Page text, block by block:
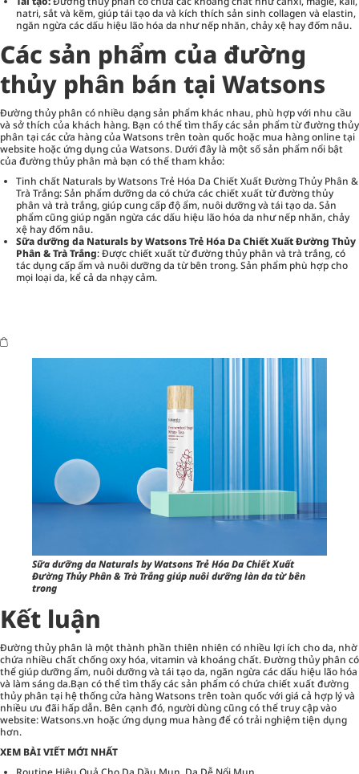
natri, sắt và kẽm, giúp tái tạo da và kích thích sản sinh collagen và elastin,
ngăn ngừa các dấu hiệu lão hóa da như nếp nhăn, chảy xệ hay đốm nâu.
Các sản phẩm của đường
thủy phân bán tại Watsons
Đường thủy phân có nhiều dạng sản phẩm khác nhau, phù hợp với nhu cầu
và sở thích của khách hàng. Bạn có thể tìm thấy các sản phẩm từ đường thủy
phân tại các cửa hàng của Watsons trên toàn quốc hoặc mua hàng online tại
website hoặc ứng dụng của Watsons. Dưới đây là một số sản phẩm nổi bật
của đường thủy phân mà bạn có thể tham khảo:
Tinh chất Naturals by Watsons Trẻ Hóa Da Chiết Xuất Đường Thủy Phân &
Trà Trắng: Sản phẩm dưỡng da có chứa các chiết xuất từ đường thủy
phân và trà trắng, giúp cung cấp độ ẩm, nuôi dưỡng và tái tạo da. Sản
phẩm cũng giúp ngăn ngừa các dấu hiệu lão hóa da như nếp nhăn, chảy
xệ hay đốm nâu.
Sữa dưỡng da Naturals by Watsons Trẻ Hóa Da Chiết Xuất Đường Thủy
Phân & Trà Trắng: Được chiết xuất từ đường thủy phân và trà trắng, có
tác dụng cấp ẩm và nuôi dưỡng da từ bên trong. Sản phẩm phù hợp cho
mọi loại da, kể cả da nhạy cảm.
Sữa dưỡng da Naturals by Watsons Trẻ Hóa Da Chiết Xuất
Đường Thủy Phân & Trà Trắng giúp nuôi dưỡng làn da từ bên
trong
Kết luận
Đường thủy phân là một thành phần thiên nhiên có nhiều lợi ích cho da, nhờ
chứa nhiều chất chống oxy hóa, vitamin và khoáng chất. Đường thủy phân có
thể giúp dưỡng ẩm, nuôi dưỡng và tái tạo da, ngăn ngừa các dấu hiệu lão hóa
và làm sáng da.Bạn có thể tìm thấy các sản phẩm có chứa chiết xuất đường
thủy phân tại hệ thống cửa hàng Watsons trên toàn quốc với giá cả hợp lý và
nhiều ưu đãi hấp dẫn. Bên cạnh đó, người dùng cũng có thể truy cập vào
website:Watsons.vn hoặc ứng dụng mua hàng để có trải nghiệm tiện dụng
hơn.
XEM BÀI VIẾT MỚI NHẤT